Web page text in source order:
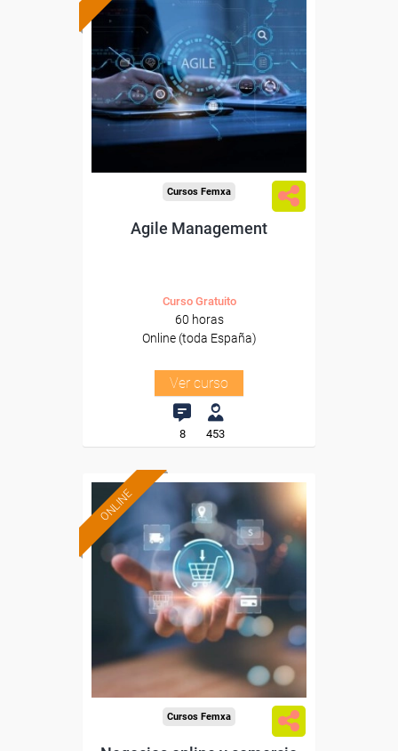
Formación 100%
subvencionada.
Para desempleados,
trabajadores y autónomos.
Sector
-Administración.
Cursos Femxa
Agile Management
Curso Gratuito
60 horas
Online (toda España)
Ver curso
8 453
ONLINE
Formación 100%
subvencionada.
Para desempleados,
trabajadores y autónomos.
Sector
-Información, Comunicación
y Artes Gráficas.
Cursos Femxa